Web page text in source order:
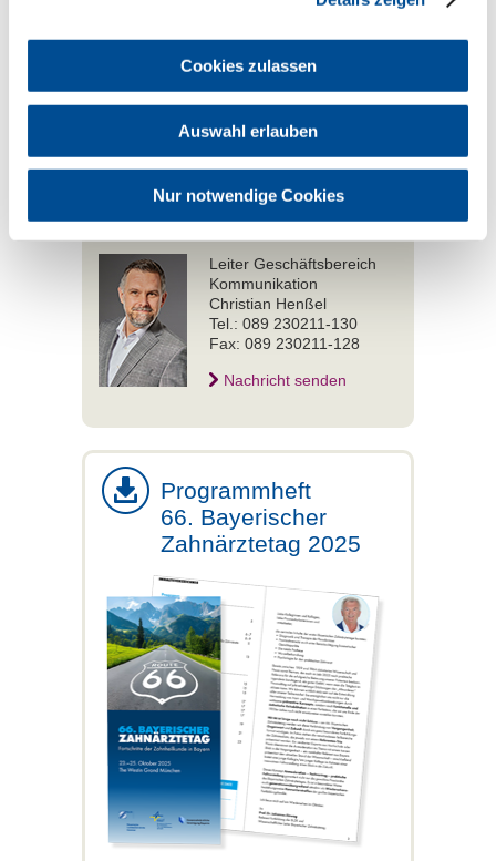
Cookies zulassen
Auswahl erlauben
Nur notwendige Cookies
2025 (3 MB)
Kontakt
Leiter Geschäftsbereich
Kommunikation
Christian Henßel
Tel.: 089 230211-130
Fax: 089 230211-128
Nachricht senden
Programmheft
66. Bayerischer
Zahnärztetag 2025